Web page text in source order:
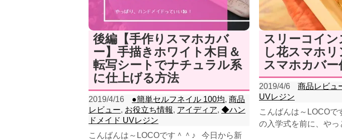
後編【手作りスマホカバ
ー】手描きホワイト木目＆
転写シートでナチュラル系
に仕上げる方法
2019/4/16 ●簡単セルフネイル 100均,商品
レビュー, お役立ち情報, アイディア, ◆ハン
ドメイド UVレジン
こんばんは～LOCOです＾＾♪ 今日から新
スリーコイン
し花スマホリ
スマホカバ
2019/4/6 商品レビュ
UVレジン
こんばんは～LOCO
の入学式を前に、やっ